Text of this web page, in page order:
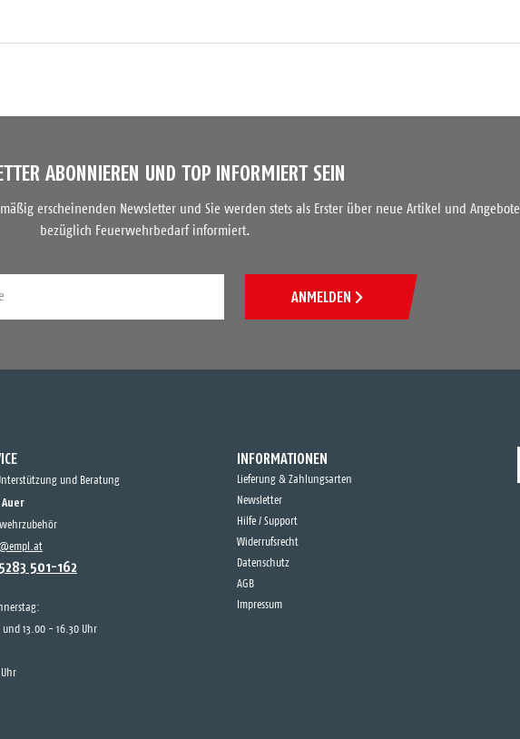
ABONNIEREN UND TOP INFORMIERT SEIN
erscheinenden Newsletter und Sie werden stets als Erster über neue Artikel und Angebote
bezüglich Feuerwehrbedarf informiert.
ANMELDEN
und Beratung
501-162
13.00 - 16.30 Uhr
INFORMATIONEN
Lieferung & Zahlungsarten
Newsletter
Hilfe / Support
Widerrufsrecht
Datenschutz
AGB
Impressum